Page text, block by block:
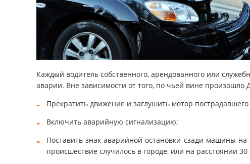
Каждый водитель собственного, арендованного или
аварии. Вне зависимости от того, по чьей вине произошло
Прекратить движение и заглушить мотор
Включить аварийную сигнализацию;
Поставить знак аварийной остановки сзади машины
происшествие случилось в городе, или на расстоянии